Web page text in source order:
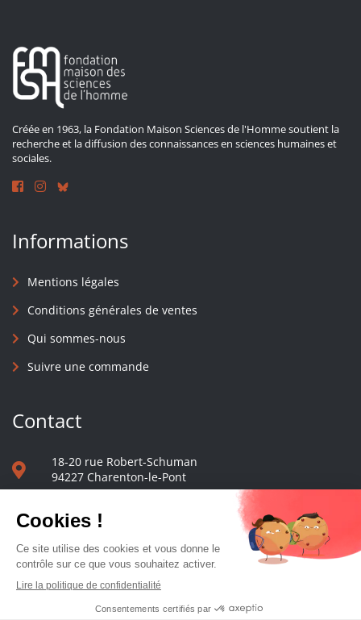
Créée en 1963, la Fondation Maison Sciences de l'Homme soutient la
recherche et la diffusion des connaissances en sciences humaines et
sociales.
Informations
Mentions légales
Conditions générales de ventes
Qui sommes-nous
Suivre une commande
Contact
18-20 rue Robert-Schuman
94227 Charenton-le-Pont